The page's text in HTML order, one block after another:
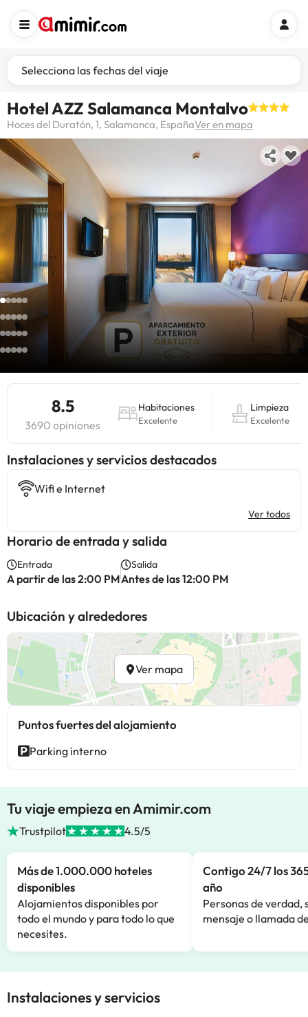
Selecciona las fechas del viaje
Hotel AZZ Salamanca Montalvo
Hoces del Duratón, 1, Salamanca, EspañaVer en mapa
8.5
3690 opiniones
Habitaciones
Excelente
Limpieza
Excelente
Instalaciones y servicios destacados
Wifi e Internet
Ver todos
Horario de entrada y salida
Entrada
A partir de las 2:00 PM
Salida
Antes de las 12:00 PM
Ubicación y alrededores
Ver mapa
Puntos fuertes del alojamiento
Parking interno
Tu viaje empieza en Amimir.com
Trustpilot 4.5/5
Más de 1.000.000 hoteles
disponibles
Alojamientos disponibles por
todo el mundo y para todo lo que
necesites.
Contigo 24/7 los
año
Personas de verdad,
mensaje o llamada
Instalaciones y servicios